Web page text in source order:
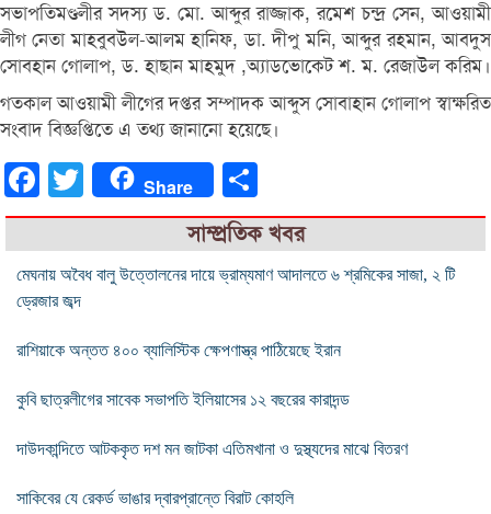
সভাপতিমণ্ডলীর সদস্য ড. মো. আব্দুর রাজ্জাক, রমেশ চন্দ্র সেন, আওয়ামী
লীগ নেতা মাহবুবউল-আলম হানিফ, ডা. দীপু মনি, আব্দুর রহমান, আবদুস
সোবহান গোলাপ, ড. হাছান মাহমুদ ,অ্যাডভোকেট শ. ম. রেজাউল করিম।
গতকাল আওয়ামী লীগের দপ্তর সম্পাদক আব্দুস সোবাহান গোলাপ স্বাক্ষরিত
সংবাদ বিজ্ঞপ্তিতে এ তথ্য জানানো হয়েছে।
FacebookTwitter Share
সাম্প্রতিক খবর
মেঘনায় অবৈধ বালু উত্তোলনের দায়ে ভ্রাম্যমাণ আদালতে ৬ শ্রমিকের সাজা, ২ টি
ড্রেজার জব্দ
রাশিয়াকে অন্তত ৪০০ ব্যালিস্টিক ক্ষেপণাস্ত্র পাঠিয়েছে ইরান
কুবি ছাত্রলীগের সাবেক সভাপতি ইলিয়াসের ১২ বছরের কারাদন্ড
দাউদকান্দিতে আটককৃত দশ মন জাটকা এতিমখানা ও দুস্থ্যদের মাঝে বিতরণ
সাকিবের যে রেকর্ড ভাঙার দ্বারপ্রান্তে বিরাট কোহলি